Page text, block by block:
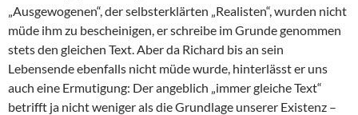
„Ausgewogenen“, der selbsterklärten „Realisten“, wurden nicht
müde ihm zu bescheinigen, er schreibe im Grunde genommen
stets den gleichen Text. Aber da Richard bis an sein
Lebensende ebenfalls nicht müde wurde, hinterlässt er uns
auch eine Ermutigung: Der angeblich „immer gleiche Text“
betrifft ja nicht weniger als die Grundlage unserer Existenz –